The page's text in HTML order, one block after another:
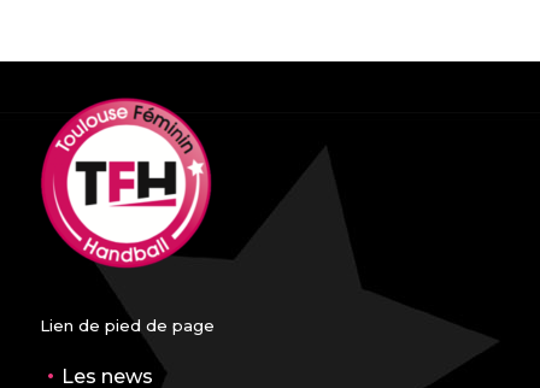
Lien de pied de page
Les news